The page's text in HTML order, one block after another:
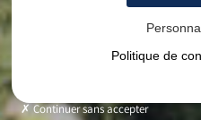
Politique de
Continuer sans accepter